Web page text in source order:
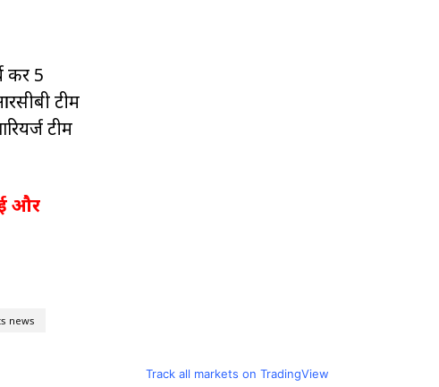
कर 5
टीम
टीम
और
news
Track all markets on TradingView